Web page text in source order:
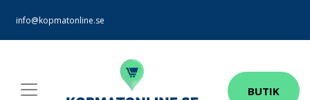
info@kopmatonline.se
BUTIK